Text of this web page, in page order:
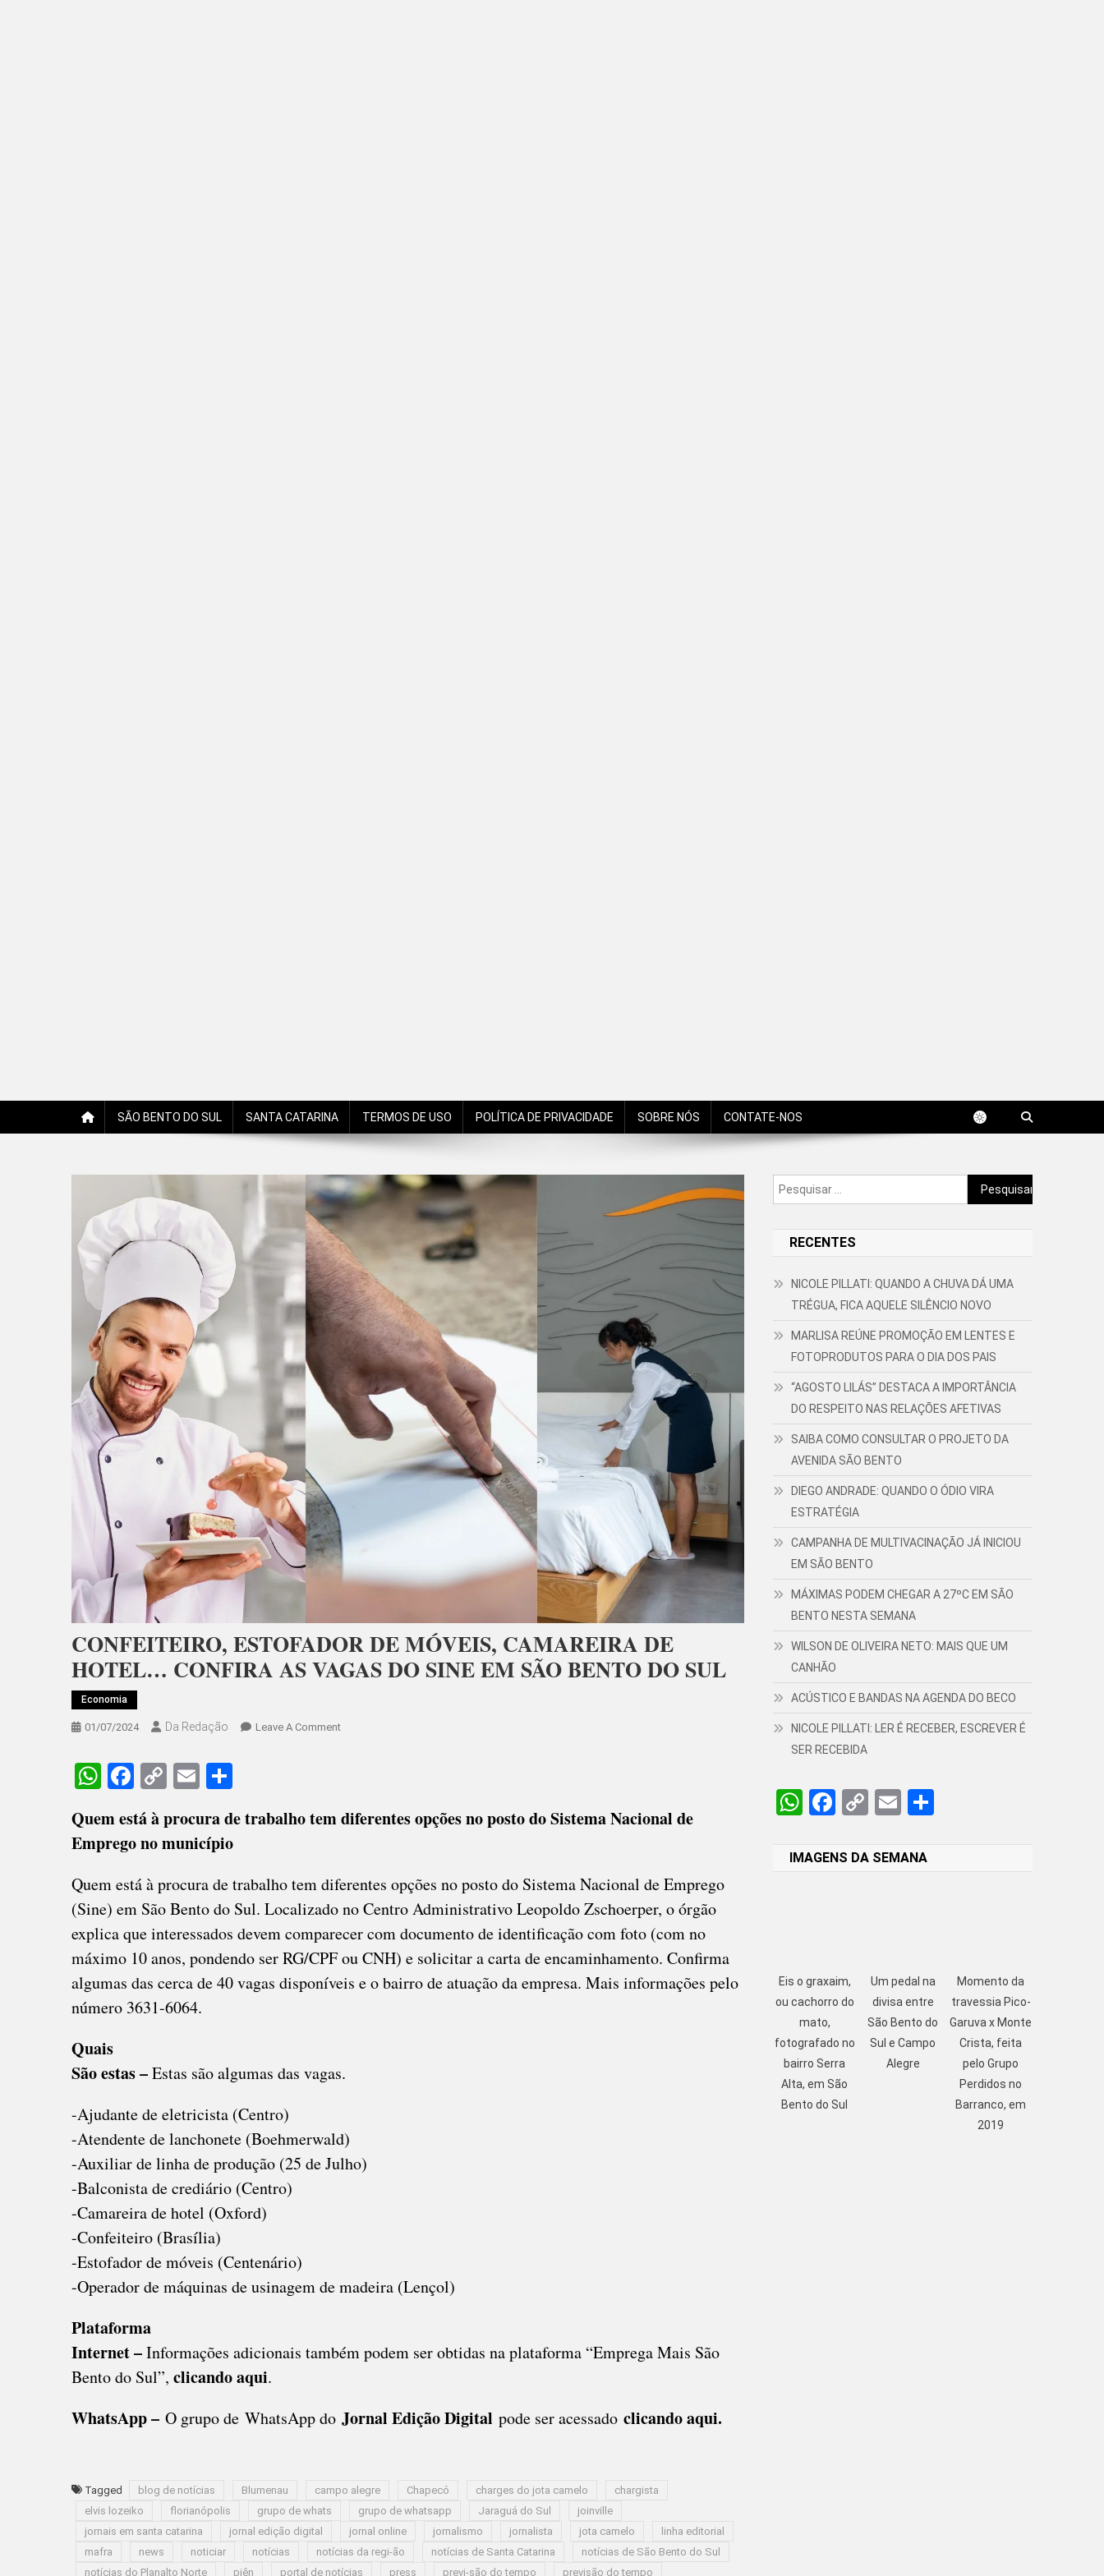
SÃO BENTO DO SUL SANTA CATARINA TERMOS DE USO POLÍTICA DE PRIVACIDADE SOBRE NÓS CONTATE-NOS
CONFEITEIRO, ESTOFADOR DE MÓVEIS, CAMAREIRA DE
HOTEL… CONFIRA AS VAGAS DO SINE EM SÃO BENTO DO SUL
Economia
01/07/2024 Da Redação Leave A CommentOn
CAMAREIRA
CONFIRA
VAGAS
DO
SÃO
WhatsApp
Facebook
CopyEmail
Quem está à procura de trabalho tem diferentes opções no posto do Sistema Nacional de
Emprego no município
Quem está à procura de trabalho tem diferentes opções no posto do Sistema Nacional de Emprego
(Sine) em São Bento do Sul. Localizado no Centro Administrativo Leopoldo Zschoerper, o órgão
explica que interessados devem comparecer com documento de identificação com foto (com no
máximo 10 anos, pondendo ser RG/CPF ou CNH) e solicitar a carta de encaminhamento. Confirma
algumas das cerca de 40 vagas disponíveis e o bairro de atuação da empresa. Mais informações pelo
número 3631-6064.
Quais
São estas –Estas são algumas das vagas.
-Ajudante de eletricista (Centro)
-Atendente de lanchonete (Boehmerwald)
-Auxiliar de linha de produção (25 de Julho)
-Balconista de crediário (Centro)
-Camareira de hotel (Oxford)
-Confeiteiro (Brasília)
-Estofador de móveis (Centenário)
-Operador de máquinas de usinagem de madeira (Lençol)
Plataforma
Internet –Informações adicionais também podem ser obtidas na plataforma “Emprega Mais São
Bento do Sul”, clicando aqui.
WhatsApp – O grupo de WhatsApp do Jornal Edição Digital pode ser acessado clicando aqui.
Tagged blog de notícias Blumenau campo alegre Chapecó charges do jota camelo
chargista
elvis lozeiko
florianópolis grupo de whats grupo de whatsapp Jaraguá do Sul
joinville
jornais em santa catarina
jornal edição digital jornal online jornalismo jornalista jota camelo
linha editorial
mafra
news noticiar notícias notícias da regi-ão notícias de Santa Catarina
notícias de São Bento do Sul
notícias do Planalto Norte
piên portal de notícias press previ-são do tempo previsão do tempo
Pesquisar
por:
RECENTES
NICOLE PILLATI: QUANDO A CHUVA DÁ UMA
TRÉGUA, FICA AQUELE SILÊNCIO NOVO
MARLISA REÚNE PROMOÇÃO EM LENTES E
FOTOPRODUTOS PARA O DIA DOS PAIS
“AGOSTO LILÁS” DESTACA A IMPORTÂNCIA
DO RESPEITO NAS RELAÇÕES AFETIVAS
SAIBA COMO CONSULTAR O PROJETO DA
AVENIDA SÃO BENTO
DIEGO ANDRADE: QUANDO O ÓDIO VIRA
ESTRATÉGIA
CAMPANHA DE MULTIVACINAÇÃO JÁ INICIOU
EM SÃO BENTO
MÁXIMAS PODEM CHEGAR A 27ºC EM SÃO
BENTO NESTA SEMANA
WILSON DE OLIVEIRA NETO: MAIS QUE UM
CANHÃO
ACÚSTICO E BANDAS NA AGENDA DO BECO
NICOLE PILLATI: LER É RECEBER, ESCREVER É
SER RECEBIDA
WhatsApp
Facebook
CopyEmail
IMAGENS DA SEMANA
Eis o graxaim,
ou cachorro do
mato,
fotografado no
bairro Serra
Alta, em São
Bento do Sul
Um pedal na
divisa entre
São Bento do
Sul e Campo
Alegre
Momento da
travessia Pico-
Garuva x Monte
Crista, feita
pelo Grupo
Perdidos no
Barranco, em
2019